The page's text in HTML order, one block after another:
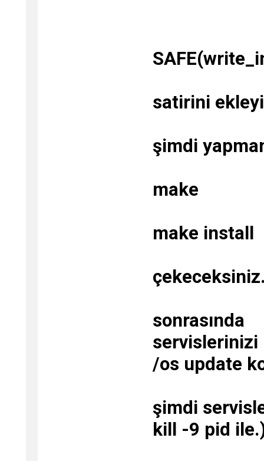
satirini
şimdi
make
make install
sonrasında
servislerinizi
/os update
şimdi
kill -9 pid